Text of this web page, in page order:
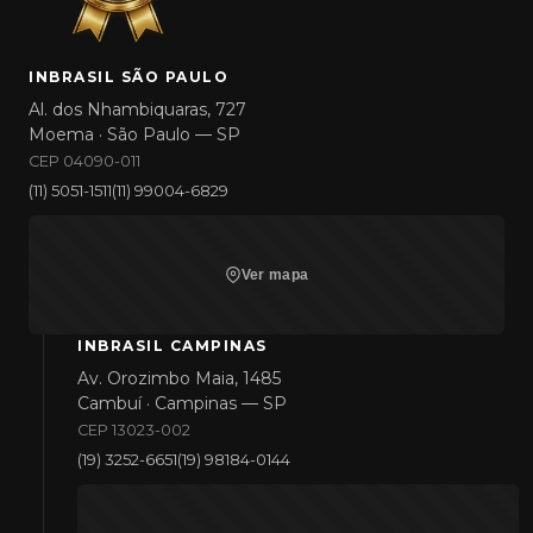
INBRASIL SÃO PAULO
Al. dos Nhambiquaras, 727
Moema · São Paulo — SP
CEP 04090-011
(11) 5051-1511(11) 99004-6829
Ver mapa
INBRASIL CAMPINAS
Av. Orozimbo Maia, 1485
Cambuí · Campinas — SP
CEP 13023-002
(19) 3252-6651(19) 98184-0144